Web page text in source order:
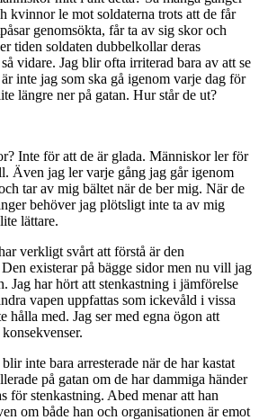
kvinnor le mot soldaterna trots att de får
genomsökta, får ta av sig skor och
tiden soldaten dubbelkollar deras
vidare. Jag blir ofta irriterad bara av att se
inte jag som ska gå igenom varje dag för
längre ner på gatan. Hur står de ut?
Inte för att de är glada. Människor ler för
Även jag ler varje gång jag går igenom
tar av mig bältet när de ber mig. När de
behöver jag plötsligt inte ta av mig
lättare.
verkligt svårt att förstå är den
existerar på bägge sidor men nu vill jag
Jag har hört att stenkastning i jämförelse
vapen uppfattas som ickevåld i vissa
hålla med. Jag ser med egna ögon att
inte bara arresterade när de har kastat
på gatan om de har dammiga händer
för stenkastning. Abed menar att han
om både han och organisationen är emot